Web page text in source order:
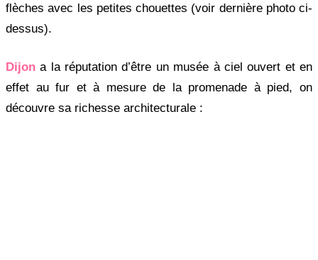
flèches avec les petites chouettes (voir dernière photo ci-
dessus).
Dijon a la réputation d’être un musée à ciel ouvert et en
effet au fur et à mesure de la promenade à pied, on
découvre sa richesse architecturale :